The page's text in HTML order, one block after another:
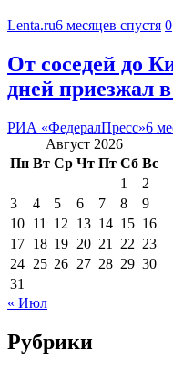
Lenta.ru6 месяцев спустя 0
От соседей до
дней приезжал
РИА «ФедералПресс»6
Август 2026
Пн Вт Ср Чт Пт Сб Вс
1
2
3
4 5 6 7 8
9
10 11 12 13 14 15 16
17 18 19 20 21 22 23
24 25 26 27 28 29 30
31
« Июл
Рубрики